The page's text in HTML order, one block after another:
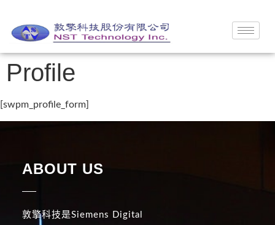
Profile
[swpm_profile_form]
ABOUT US
敦擎科技是Siemens Digital